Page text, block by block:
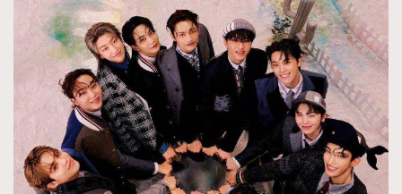
FigaroMusic 90
FigaroStyle 89
FigaroSubculture 14
FigaroTalk 48
FigaroWatch
Grooming&Fitness 38
HommesFashion 2
#FigaroIssue 容祖兒封面專訪｜追逐歌手夢